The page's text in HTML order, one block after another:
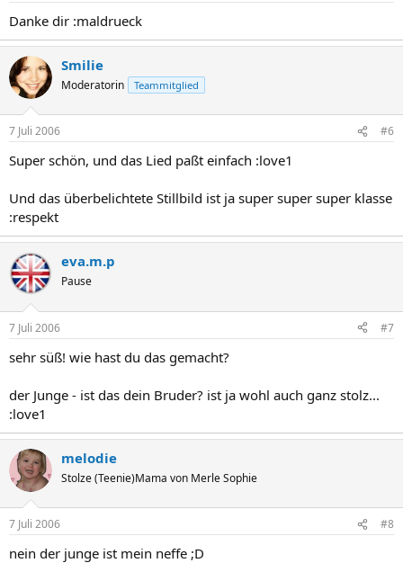
Danke dir :maldrueck
Smilie
Moderatorin Teammitglied
7 Juli 2006 #6
Super schön, und das Lied paßt einfach :love1
Und das überbelichtete Stillbild ist ja super super super klasse
:respekt
eva.m.p
Pause
7 Juli 2006 #7
sehr süß! wie hast du das gemacht?
der Junge - ist das dein Bruder? ist ja wohl auch ganz stolz...
:love1
melodie
Stolze (Teenie)Mama von Merle Sophie
7 Juli 2006 #8
nein der junge ist mein neffe ;D